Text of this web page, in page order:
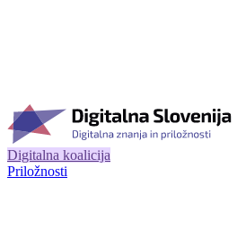
Digitalna koalicija
Priložnosti